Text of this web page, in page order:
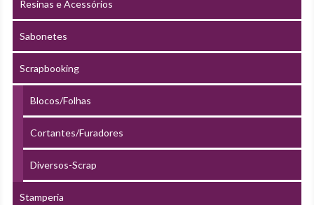
Resinas e Acessórios
Sabonetes
Scrapbooking
Blocos/Folhas
Cortantes/Furadores
Diversos-Scrap
Stamperia